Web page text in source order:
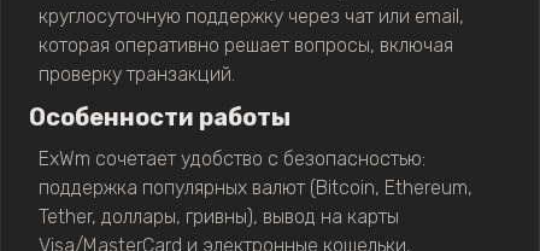
круглосуточную поддержку через чат или email,
которая оперативно решает вопросы, включая
проверку транзакций.
Особенности работы
ExWm сочетает удобство с безопасностью:
поддержка популярных валют (Bitcoin, Ethereum,
Tether, доллары, гривны), вывод на карты
Visa/MasterCard и электронные кошельки,